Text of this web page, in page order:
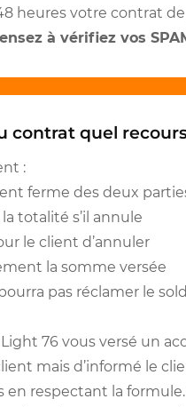
heures votre contrat
à vérifiez vos
contrat quel
:
ferme des deux
totalité s’il annule
le client d’annuler
la somme versée
pas réclamer le
76 vous versé un
mais d’informé le
en respectant la